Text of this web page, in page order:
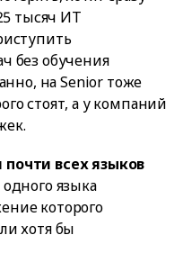
тысяч ИТ
без обучения
на Senior тоже
стоят, а у компаний
всех языков
языка
которого
хотя бы